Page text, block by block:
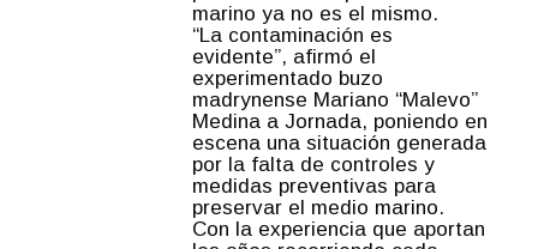
marino ya no es el mismo.
“La contaminación es
evidente”, afirmó el
experimentado buzo
madrynense Mariano “Malevo”
Medina a Jornada, poniendo en
escena una situación generada
por la falta de controles y
medidas preventivas para
preservar el medio marino.
Con la experiencia que aportan